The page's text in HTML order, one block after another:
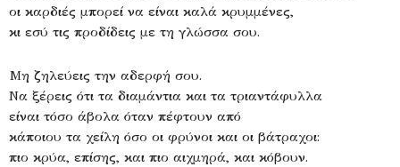
οι καρδιές μπορεί να είναι καλά κρυμμένες,
κι εσύ τις προδίδεις με τη γλώσσα σου.
Μη ζηλεύεις την αδερφή σου.
Να ξέρεις ότι τα διαμάντια και τα τριαντάφυλλα
είναι τόσο άβολα όταν πέφτουν από
κάποιου τα χείλη όσο οι φρύνοι και οι βάτραχοι:
πιο κρύα, επίσης, και πιο αιχμηρά, και κόβουν.